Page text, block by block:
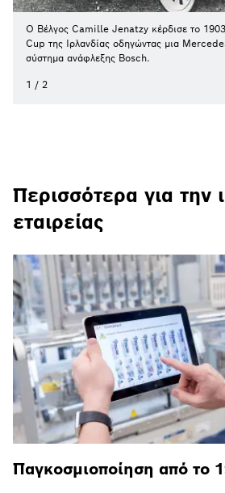
Ο Βέλγος Camille Jenatzy κέρδισε το
Cup της Ιρλανδίας οδηγώντας μια
σύστημα ανάφλεξης Bosch.
1 / 2
Περισσότερα για την
εταιρείας
Παγκοσμιοποίηση από το